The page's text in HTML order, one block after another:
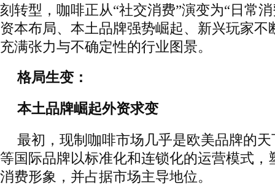
刻转型，咖啡正从“社交消费”演变为“日常
资本布局、本土品牌强势崛起、新兴玩家不
充满张力与不确定性的行业图景。
格局生变：
本土品牌崛起外资求变
最初，现制咖啡市场几乎是欧美品牌的天
等国际品牌以标准化和连锁化的运营模式，
消费形象，并占据市场主导地位。